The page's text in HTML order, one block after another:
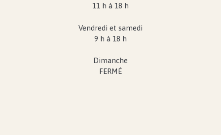
11 h à 18 h
Vendredi et samedi
9 h à 18 h
Dimanche
FERMÉ